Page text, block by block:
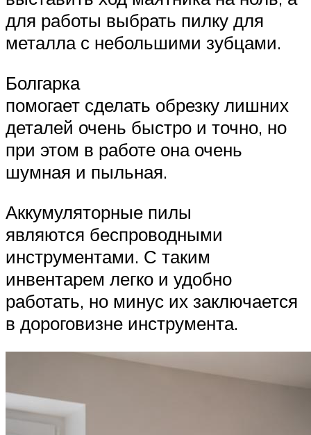
для работы выбрать пилку для
металла с небольшими зубцами.
Болгарка
помогает сделать обрезку лишних
деталей очень быстро и точно, но
при этом в работе она очень
шумная и пыльная.
Аккумуляторные пилы
являются беспроводными
инструментами. С таким
инвентарем легко и удобно
работать, но минус их заключается
в дороговизне инструмента.